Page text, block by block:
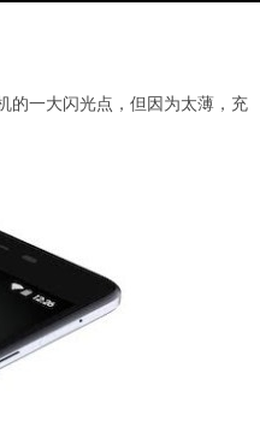
的一大闪光点，但因为太薄，充